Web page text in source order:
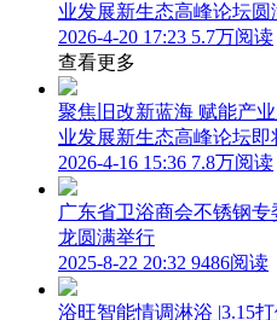
业发展新生态高峰论坛圆
2026-4-20 17:23 5.7万阅读
查看更多
聚焦旧改新蓝海 赋能产
业发展新生态高峰论坛即
2026-4-16 15:36 7.8万阅读
广东省卫浴商会不锈钢
龙圆满举行
2025-8-22 20:32 9486阅读
浴旺智能情调淋浴 |3.15